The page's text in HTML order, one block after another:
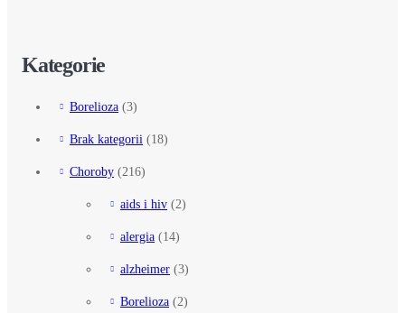
Kategorie
Borelioza (3)
Brak kategorii (18)
Choroby (216)
aids i hiv (2)
alergia (14)
alzheimer (3)
Borelioza (2)